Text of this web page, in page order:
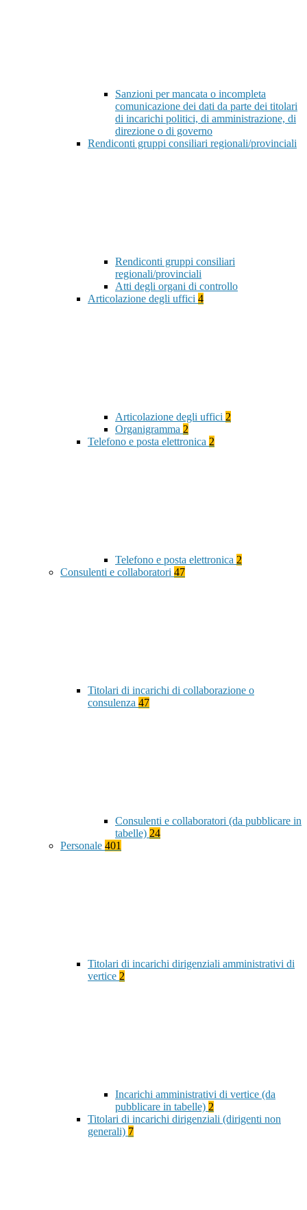
Sanzioni per mancata o incompleta
comunicazione dei dati da parte dei titolari
di incarichi politici, di amministrazione, di
direzione o di governo
Rendiconti gruppi consiliari regionali/provinciali
Rendiconti gruppi consiliari
regionali/provinciali
Atti degli organi di controllo
Articolazione degli uffici 4
Articolazione degli uffici 2
Organigramma 2
Telefono e posta elettronica 2
Telefono e posta elettronica 2
Consulenti e collaboratori 47
Titolari di incarichi di collaborazione o
consulenza 47
Consulenti e collaboratori (da pubblicare in
tabelle) 24
Personale 401
Titolari di incarichi dirigenziali amministrativi di
vertice 2
Incarichi amministrativi di vertice (da
pubblicare in tabelle) 2
Titolari di incarichi dirigenziali (dirigenti non
generali) 7